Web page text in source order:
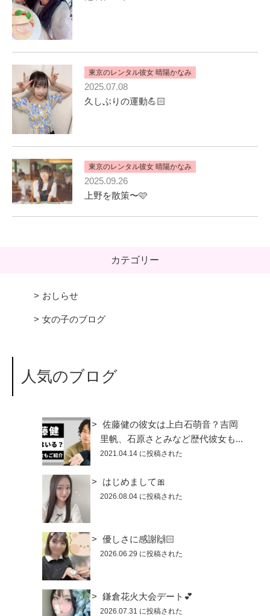
東京のレンタル彼女 晴陽かなみ
2025.07.08
久しぶりの運動💪🏻
東京のレンタル彼女 晴陽かなみ
2025.09.26
上野を散策〜🩷
カテゴリー
おしらせ
女の子のブログ
人気のブログ
佐藤健の彼女は上白石萌音？吉岡
里帆、石原さとみなど歴代彼女も...
2021.04.14 に投稿された
はじめまして🎀
2026.08.04 に投稿された
優しさに感謝🙌🏻
2026.06.29 に投稿された
鎌倉花火大会デート💕
2026.07.31 に投稿された